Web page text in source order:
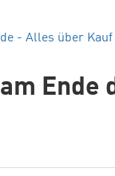
- Alles über